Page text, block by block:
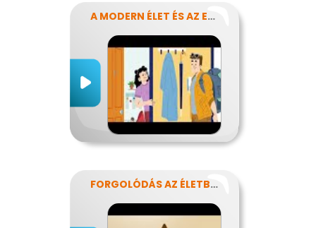
A MODERN ÉLET ÉS AZ ENERGIA
FORGOLÓDÁS AZ ÉLETBEN